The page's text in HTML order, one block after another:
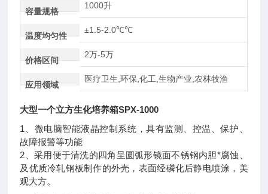
容量规格
1000升
温度均匀性
±1.5-2.0℃℃
价格区间
2万-5万
应用领域
医疗卫生,环保,化工,生物产业,农林牧渔
大型一个立方生化培养箱SPX-1000
1、微电脑智能液晶控制系统，具有监测、控温、保护、
故障报警等功能
2、采用便于清洗的四角呈圆弧形镜面不锈钢内胆*腐蚀、
及优质冷轧钢板制作的外壳，表面经磷化后静电喷涂，美
观大方。